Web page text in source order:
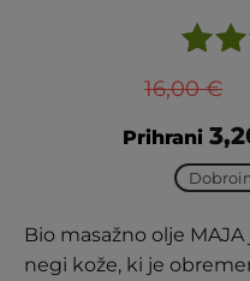
5 na
1
16,00€
Prihrani
Bio masažno olje
negi kože, ki je